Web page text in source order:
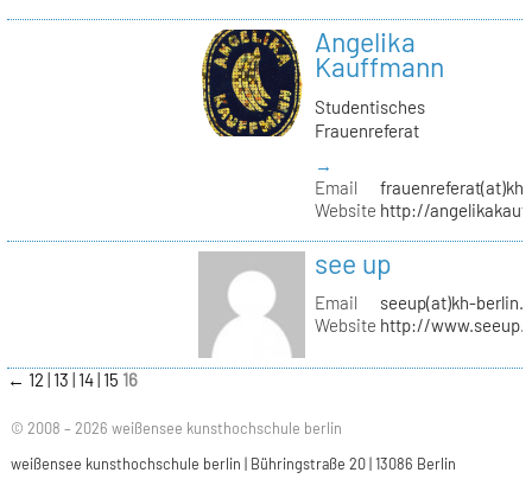
Angelika
Kauffmann
Studentisches
Frauenreferat
→
Email
Website http://
see up
Email
seeup(at)kh-
Website http://
← 12 13 14 15 16
© 2008 – 2026 weißensee kunsthochschule berlin
weißensee kunsthochschule berlin | Bühringstraße 20 | 13086 Berlin